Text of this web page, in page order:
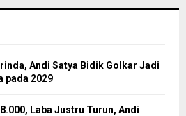
Andi Satya Bidik Golkar Jadi
pada 2029
Laba Justru Turun, Andi